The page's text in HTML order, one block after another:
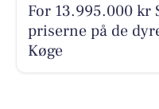
For 13.995.000 kr
priserne på de
Køge